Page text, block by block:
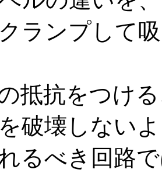
ランプして
抵抗をつけ
破壊しない
るべき回路